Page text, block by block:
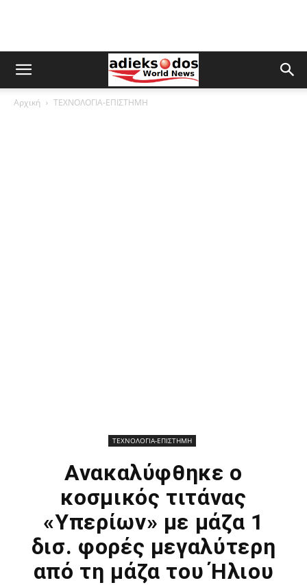
Αρχική ΤΕΧΝΟΛΟΓΙΑ-ΕΠΙΣΤΗΜΗ
ΤΕΧΝΟΛΟΓΙΑ-ΕΠΙΣΤΗΜΗ
Ανακαλύφθηκε ο
κοσμικός τιτάνας
«Υπερίων» με μάζα 1
δισ. φορές μεγαλύτερη
από τη μάζα του Ήλιου